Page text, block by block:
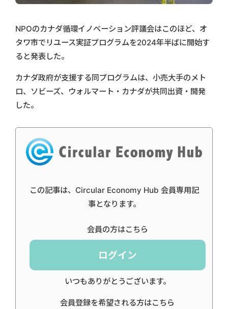
NPOのカナダ循環イノベーション評議会はこのほど、オ
タワ市でリユース実証プログラムを2024年半ばに開始す
ると発表した。
カナダ政府が支援する同プログラムは、小売大手のメト
ロ、ソビーズ、ウォルマート・カナダが共同出資・開発
した。
この記事は、Circular Economy Hub 会員専用記
事となります。
会員の方はこちら
ログイン
いつもありがとうございます。
会員登録を希望される方はこちら